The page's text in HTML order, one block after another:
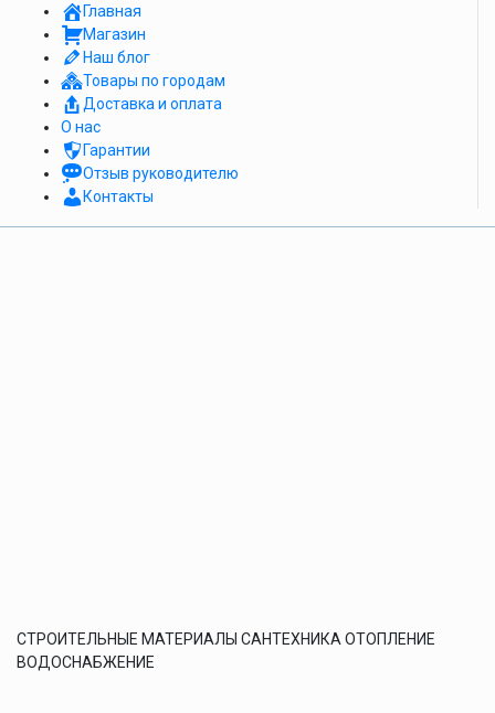
Главная
Магазин
Наш блог
Товары по городам
Доставка и оплата
О нас
Гарантии
Отзыв руководителю
Контакты
СТРОИТЕЛЬНЫЕ МАТЕРИАЛЫ САНТЕХНИКА ОТОПЛЕНИЕ
ВОДОСНАБЖЕНИЕ